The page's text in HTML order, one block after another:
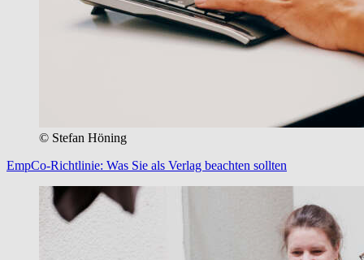
© Stefan Höning
EmpCo-Richtlinie: Was Sie als Verlag beachten sollten